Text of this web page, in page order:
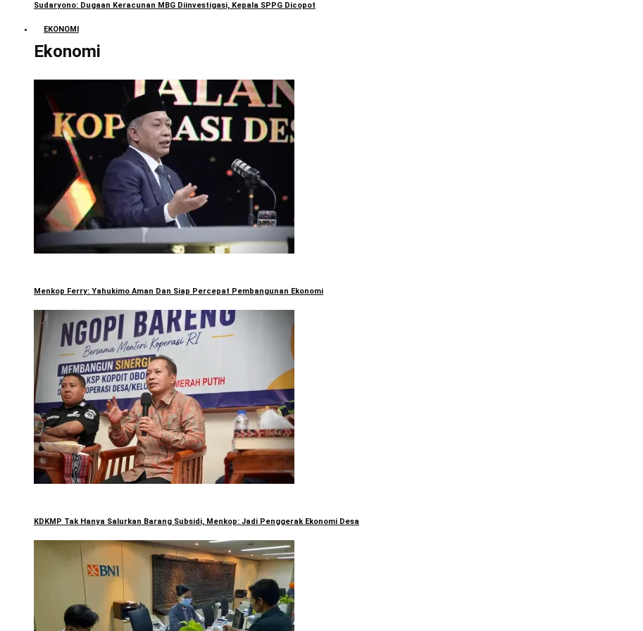
Sudaryono: Dugaan Keracunan MBG Diinvestigasi, Kepala SPPG Dicopot
EKONOMI
Ekonomi
Menkop Ferry: Yahukimo Aman Dan Siap Percepat Pembangunan Ekonomi
KDKMP Tak Hanya Salurkan Barang Subsidi, Menkop: Jadi Penggerak Ekonomi Desa